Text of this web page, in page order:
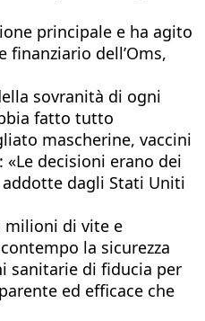
principale e ha agito
dell’Oms,
sovranità di ogni
fatto tutto
mascherine, vaccini
: «Le decisioni erano dei
addotte dagli Stati Uniti
milioni di vite e
la sicurezza
sanitarie di fiducia per
ed efficace che